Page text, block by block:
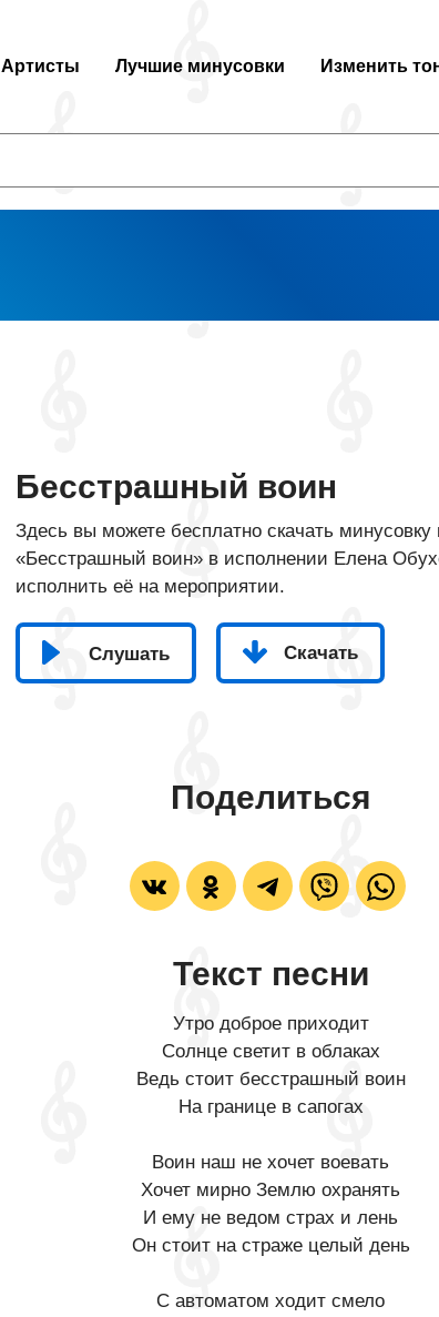
Артисты Лучшие минусовки Изменить
Бесстрашный воин
Здесь вы можете бесплатно скачать
«Бесстрашный воин» в исполнении Елена
исполнить её на мероприятии.
Слушать Скачать
Поделиться
Текст песни
Утро доброе приходит
Солнце светит в облаках
Ведь стоит бесстрашный воин
На границе в сапогах
Воин наш не хочет воевать
Хочет мирно Землю охранять
И ему не ведом страх и лень
Он стоит на страже целый день
С автоматом ходит смело